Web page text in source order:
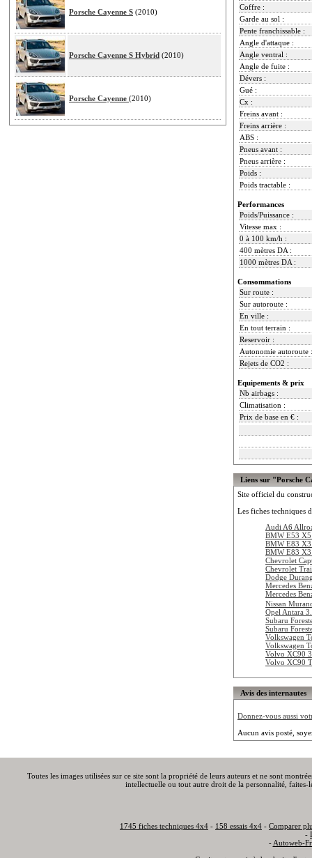
Porsche Cayenne S (2010)
Porsche Cayenne S Hybrid (2010)
Porsche Cayenne (2010)
Coffre :
Garde au sol :
Pente franchissable :
Angle d'attaque :
Angle ventral :
Angle de fuite :
Dévers :
Gué :
Cx :
Freins avant :
Freins arrière :
ABS :
Pneus avant :
Pneus arrière :
Poids :
Poids tractable :
Performances
Poids/Puissance :
Vitesse max :
0 à 100 km/h :
400 mètres DA :
1000 mètres DA :
Consommations
Sur route :
Sur autoroute :
En ville :
En tout terrain :
Reservoir :
Autonomie autoroute :
Rejets de CO2 :
Equipements & prix
Nb airbags :
Climatisation :
Prix de base en € :
Liens sur "Porsche
Site officiel du
Les fiches techniques
Audi A6
BMW E53
BMW E83
BMW E83
Chevrolet
Chevrolet
Dodge
Mercedes
Mercedes
Nissan
Opel Antara
Subaru
Subaru
Volkswagen
Volkswagen
Volvo XC90
Volvo XC90
Avis des internautes
Donnez-vous aussi
Aucun avis posté,
Toutes les images utilisées sur ce site sont la propriété de leurs auteurs et ne sont
intellectuelle ou tout autre droit de la personnalité,
1745 fiches techniques 4x4 - 158 essais 4x4 - Comparer
-
- Autoweb-